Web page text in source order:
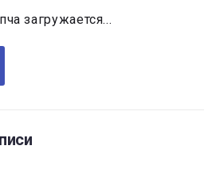
загружается...